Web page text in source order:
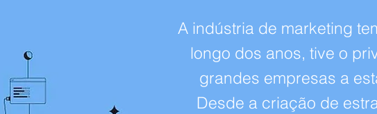
A indústria de marketing
longo dos anos, tive o
grandes empresas a
Desde a criação de